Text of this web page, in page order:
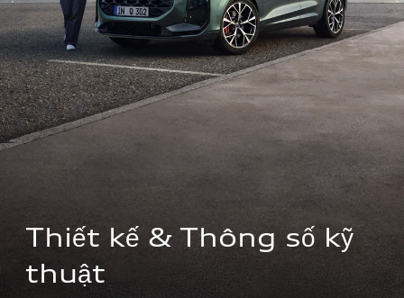
Thiết kế & Thông số kỹ
thuật